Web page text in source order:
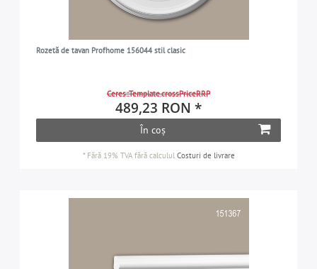
Rozetă de tavan Profhome 156044 stil clasic
Ceres::Template.crossPriceRRP
489,23 RON *
În coș
* Fără 19% TVAfără calculul Costuri de livrare